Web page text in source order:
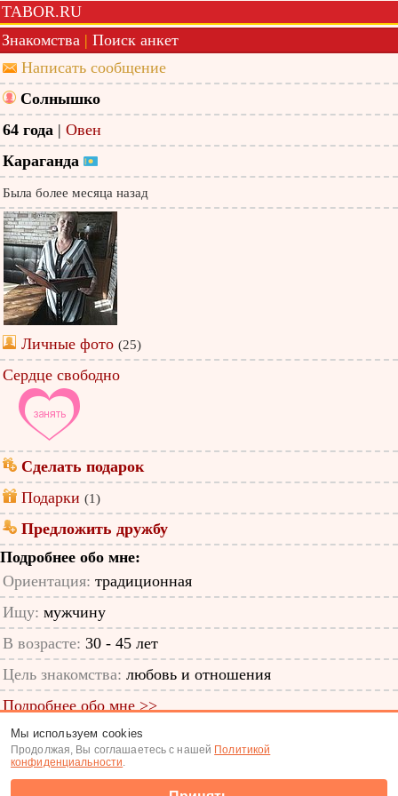
TABOR.RU
Знакомства | Поиск анкет
Написать сообщение
Солнышко
64 года | Овен
Караганда
Была более месяца назад
Личные фото (25)
Сердце свободно
Сделать подарок
Подарки (1)
Предложить дружбу
Подробнее обо мне:
Ориентация: традиционная
Ищу: мужчину
В возрасте: 30 - 45 лет
Цель знакомства: любовь и отношения
Подробнее обо мне >>
ID анкеты: 12595525
Знакомства|Поиск анкет
Мы используем cookies
Продолжая, Вы соглашаетесь с нашей Политикой
конфиденциальности.